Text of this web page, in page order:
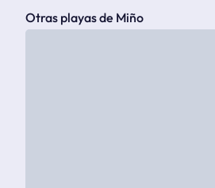
Otras playas de Miño